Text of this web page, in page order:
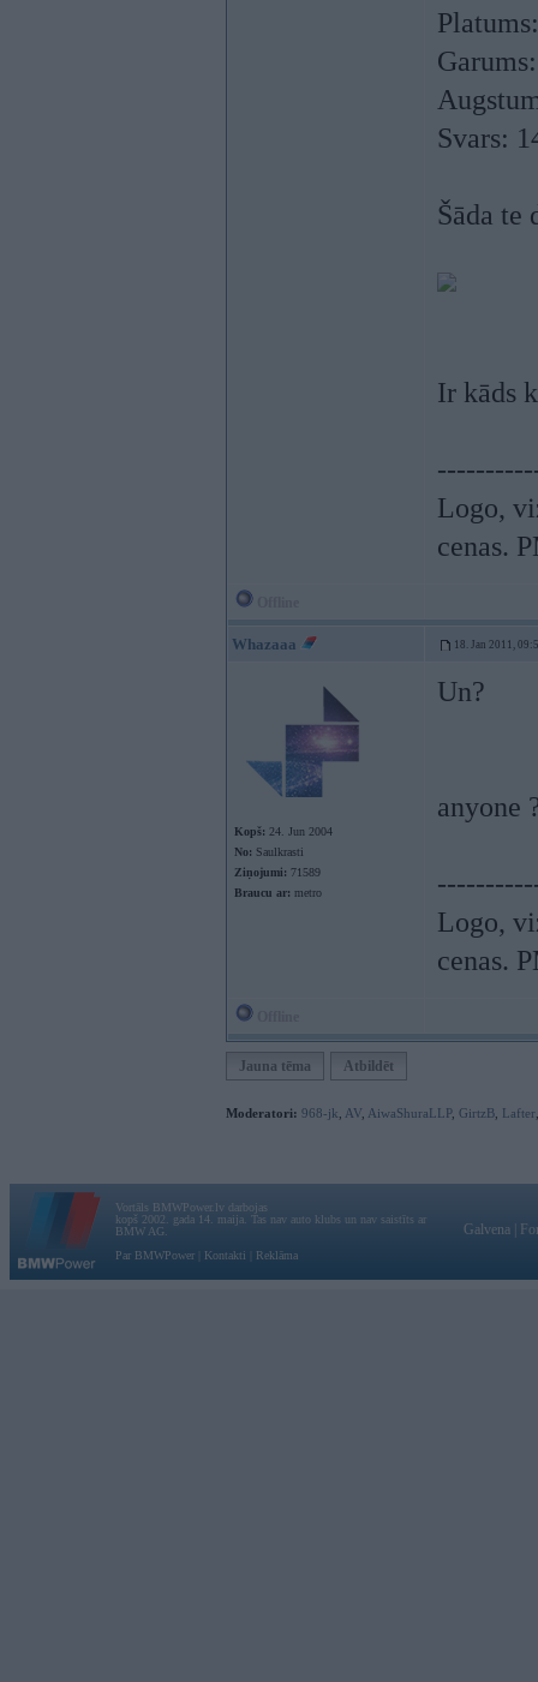
Svars:
Šāda te
Ir kāds
Logo,
cenas.
Whazaaa 18. Jan 2011,
Kopš: 24. Jun 2004
No: Saulkrasti
Ziņojumi: 71589
Braucu ar: metro
Un?
anyone
Logo,
cenas.
Jauna tēma Atbildēt
Moderatori: 968-jk AV AiwaShuraLLP, GirtzB Lafter
Vortāls BMWPower.lv darbojas
kopš 2002. gada 14. maija. Tas nav auto klubs un nav saistīts ar
BMW AG.
Par BMWPower
Kontakti Reklāma
Galvena